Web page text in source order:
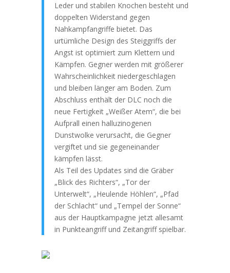
Leder und stabilen Knochen besteht und
doppelten Widerstand gegen
Nahkampfangriffe bietet. Das
urtümliche Design des Steiggriffs der
Angst ist optimiert zum Klettern und
Kämpfen. Gegner werden mit größerer
Wahrscheinlichkeit niedergeschlagen
und bleiben länger am Boden. Zum
Abschluss enthält der DLC noch die
neue Fertigkeit „Weißer Atem“, die bei
Aufprall einen halluzinogenen
Dunstwolke verursacht, die Gegner
vergiftet und sie gegeneinander
kämpfen lässt.
Als Teil des Updates sind die Gräber
„Blick des Richters“, „Tor der
Unterwelt“, „Heulende Höhlen“, „Pfad
der Schlacht“ und „Tempel der Sonne“
aus der Hauptkampagne jetzt allesamt
in Punkteangriff und Zeitangriff spielbar.